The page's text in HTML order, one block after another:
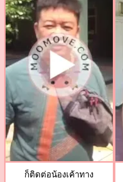
ก็ติดต่อน้องเค้าทาง